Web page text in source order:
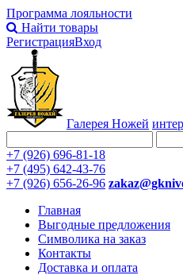
Программа лояльности
Найти товары
РегистрацияВход
Галерея Ножей
+7 (926) 696-81-18
+7 (495) 642-43-76
+7 (926) 656-26-96
Главная
Выгодные предложения
Символика на заказ
Контакты
Доставка и оплата